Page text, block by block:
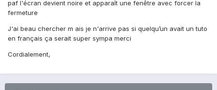
paf l'écran devient noire et apparaît une fenêtre avec forcer la
fermeture
J'ai beau chercher m ais je n'arrive pas si quelqu’un avait un tuto
en français ça serait super sympa merci
Cordialement,